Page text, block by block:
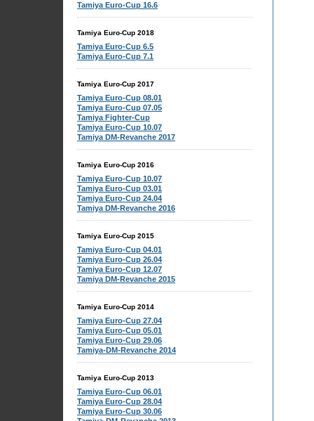
Tamiya Euro-Cup 16.6
Tamiya Euro-Cup 2018
Tamiya Euro-Cup 6.5
Tamiya Euro-Cup 7.1
Tamiya Euro-Cup 2017
Tamiya Euro-Cup 08.01
Tamiya Euro-Cup 07.05
Tamiya Fighter-Cup
Tamiya Euro-Cup 10.07
Tamiya DM-Revanche 2017
Tamiya Euro-Cup 2016
Tamiya Euro-Cup 10.07
Tamiya Euro-Cup 03.01
Tamiya Euro-Cup 24.04
Tamiya DM-Revanche 2016
Tamiya Euro-Cup 2015
Tamiya Euro-Cup 04.01
Tamiya Euro-Cup 26.04
Tamiya Euro-Cup 12.07
Tamiya DM-Revanche 2015
Tamiya Euro-Cup 2014
Tamiya Euro-Cup 27.04
Tamiya Euro-Cup 05.01
Tamiya Euro-Cup 29.06
Tamiya-DM-Revanche 2014
Tamiya Euro-Cup 2013
Tamiya Euro-Cup 06.01
Tamiya Euro-Cup 28.04
Tamiya Euro-Cup 30.06